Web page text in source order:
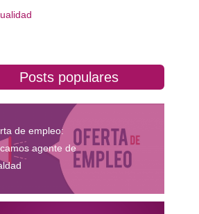
Posts populares
de empleo:
agente de